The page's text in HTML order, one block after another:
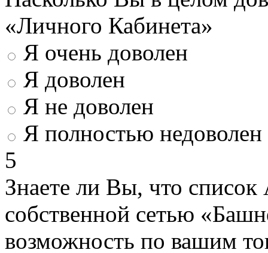
«Личного Кабинета»
Я очень доволен
Я доволен
Я не доволен
Я полностью недоволен
5
Знаете ли Вы, что
собственной сетью
возможность по вашим